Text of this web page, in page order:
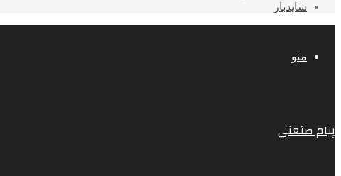
سایدبار
منو
پیام صنعتی